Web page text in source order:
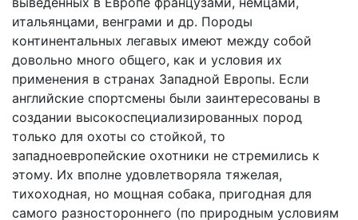
итальянцами, венграми и др. Породы
континентальных легавых имеют между собой
довольно много общего, как и условия их
применения в странах Западной Европы. Если
английские спортсмены были заинтересованы в
создании высокоспециализированных пород
только для охоты со стойкой, то
западноевропейские охотники не стремились к
этому. Их вполне удовлетворяла тяжелая,
тихоходная, но мощная собака, пригодная для
самого разностороннего (по природным условиям